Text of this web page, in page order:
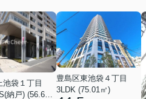
池袋１丁目
豊島区東池袋４丁目
3LDK (75.01㎡)